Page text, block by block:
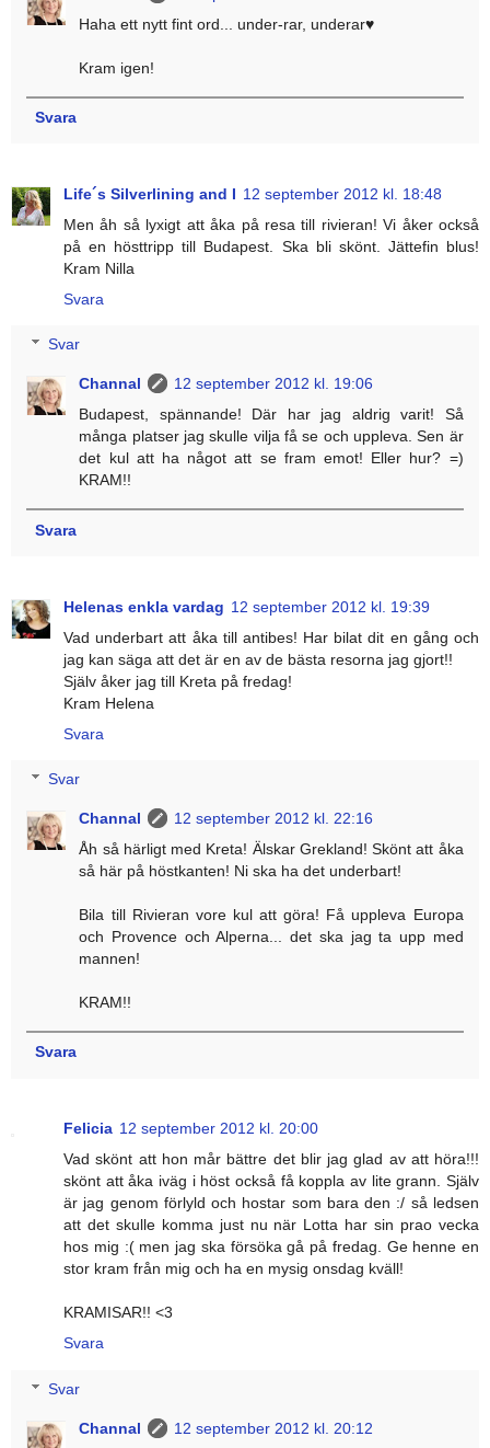
Haha ett nytt fint ord... under-rar, underar♥
Kram igen!
Svara
Life´s Silverlining and I 12 september 2012 kl. 18:48
Men åh så lyxigt att åka på resa till rivieran! Vi åker också
på en hösttripp till Budapest. Ska bli skönt. Jättefin blus!
Kram Nilla
Svara
Svar
Channal
12 september 2012 kl. 19:06
Budapest, spännande! Där har jag aldrig varit! Så
många platser jag skulle vilja få se och uppleva. Sen är
det kul att ha något att se fram emot! Eller hur? =)
KRAM!!
Svara
Helenas enkla vardag 12 september 2012 kl. 19:39
Vad underbart att åka till antibes! Har bilat dit en gång och
jag kan säga att det är en av de bästa resorna jag gjort!!
Själv åker jag till Kreta på fredag!
Kram Helena
Svara
Svar
Channal
12 september 2012 kl. 22:16
Åh så härligt med Kreta! Älskar Grekland! Skönt att åka
så här på höstkanten! Ni ska ha det underbart!
Bila till Rivieran vore kul att göra! Få uppleva Europa
och Provence och Alperna... det ska jag ta upp med
mannen!
KRAM!!
Svara
Felicia 12 september 2012 kl. 20:00
Vad skönt att hon mår bättre det blir jag glad av att höra!!!
skönt att åka iväg i höst också få koppla av lite grann. Själv
är jag genom förlyld och hostar som bara den :/ så ledsen
att det skulle komma just nu när Lotta har sin prao vecka
hos mig :( men jag ska försöka gå på fredag. Ge henne en
stor kram från mig och ha en mysig onsdag kväll!
KRAMISAR!! <3
Svara
Svar
Channal
12 september 2012 kl. 20:12